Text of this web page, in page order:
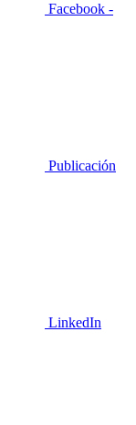
Facebook -
Publicación
LinkedIn